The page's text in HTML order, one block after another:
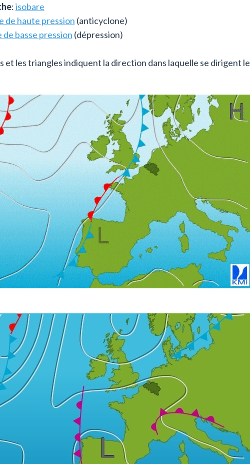
:isobare
de haute pression (anticyclone)
de basse pression (dépression)
et les triangles indiquent la direction dans laquelle se dirigent